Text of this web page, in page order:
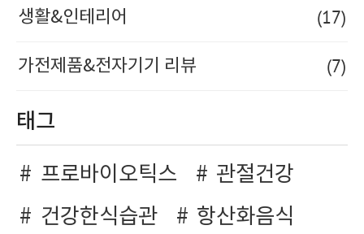
생활&인테리어 (17)
가전제품&전자기기 리뷰 (7)
태그
프로바이오틱스
관절건강
건강한식습관
항산화음식